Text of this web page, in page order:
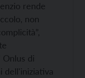
rende
non
Onlus di
dell'iniziativa